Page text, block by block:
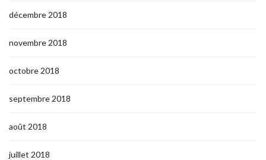
décembre 2018
novembre 2018
octobre 2018
septembre 2018
août 2018
juillet 2018